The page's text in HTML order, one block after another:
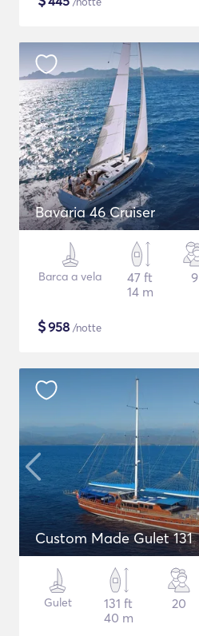
Bavaria 46 Cruiser
Barca a vela
47 ft
14 m
9
$958 /notte
Custom Made Gulet 131
Gulet
131 ft
40 m
20